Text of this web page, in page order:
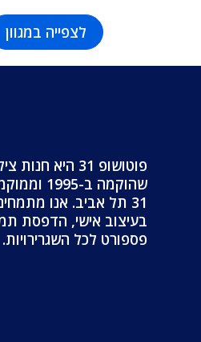
לצפייה במגוון
פוטושופ 31 היא
שהוקמה ב-
31 תל אביב. אנו
בעיצוב אישי, הדפסת
פספורט לכל השגרירויות.